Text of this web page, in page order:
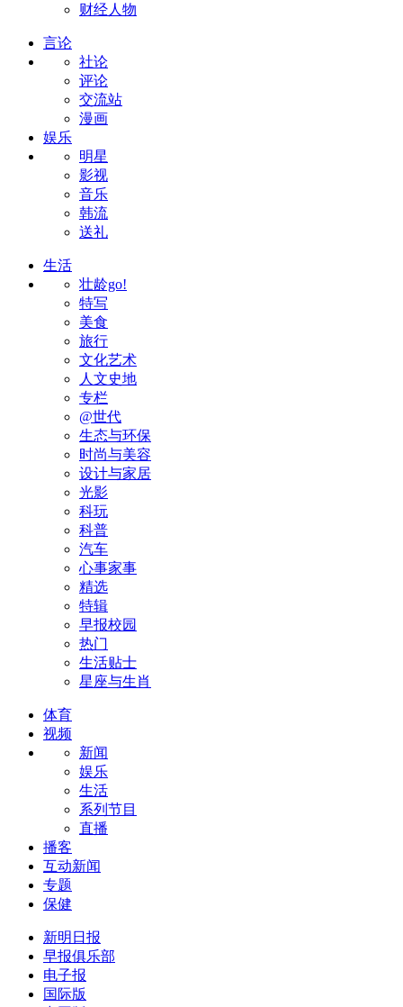
财经人物
言论
社论
评论
交流站
漫画
娱乐
明星
影视
音乐
韩流
送礼
生活
壮龄go!
特写
美食
旅行
文化艺术
人文史地
专栏
@世代
生态与环保
时尚与美容
设计与家居
光影
科玩
科普
汽车
心事家事
精选
特辑
早报校园
热门
生活贴士
星座与生肖
体育
视频
新闻
娱乐
生活
系列节目
直播
播客
互动新闻
专题
保健
新明日报
早报俱乐部
电子报
国际版